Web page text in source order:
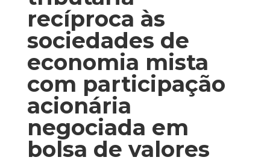
recíproca às
sociedades de
economia mista
com participação
acionária
negociada em
bolsa de valores